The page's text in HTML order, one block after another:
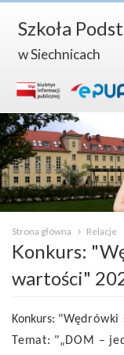
Szkoła
w Siechnicach
Strona główna Relacje
Konkurs:
wartości"
Konkurs: "Wędrówki
Temat: "„DOM –